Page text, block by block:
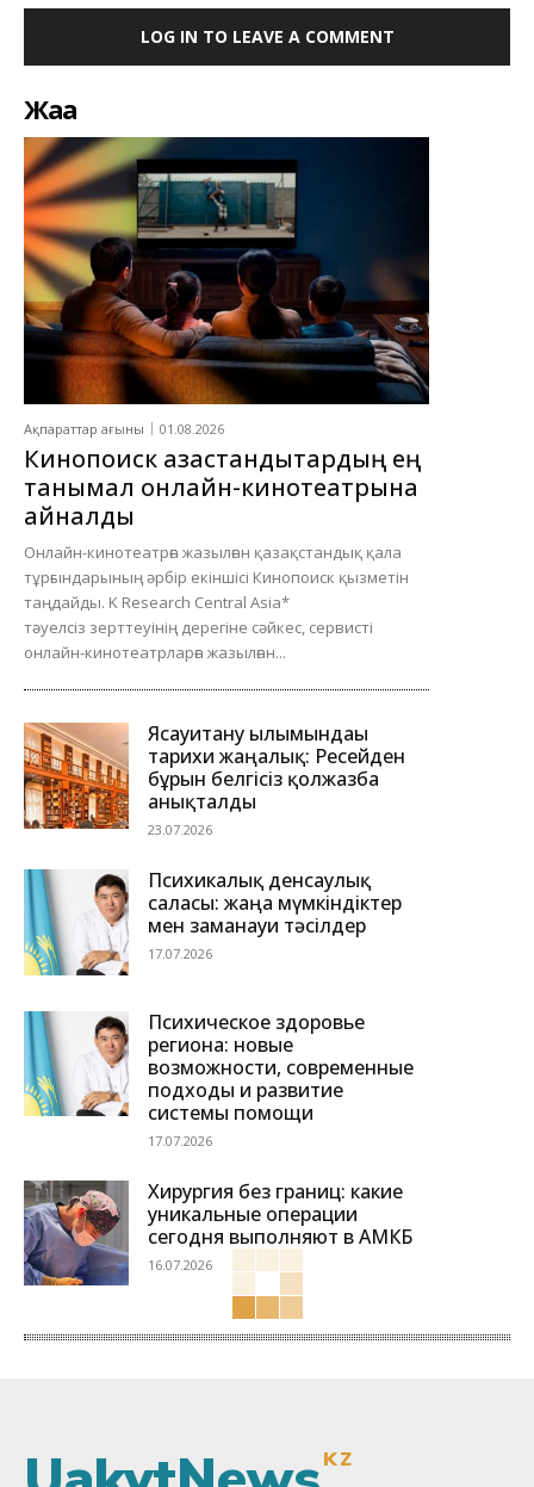
LOG IN TO LEAVE A COMMENT
Жаңа
Ақпараттар ағыны 01.08.2026
Кинопоиск қазақстандықтардың ең
танымал онлайн-кинотеатрына
айналды
Онлайн-кинотеатрға жазылған қазақстандық қала
тұрғындарының әрбір екіншісі Кинопоиск қызметін
таңдайды. K Research Central Asia*
тәуелсіз зерттеуінің дерегіне сәйкес, сервисті
онлайн-кинотеатрларға жазылған...
Ясауитану ғылымындағы
тарихи жаңалық: Ресейден
бұрын белгісіз қолжазба
анықталды
23.07.2026
Психикалық денсаулық
саласы: жаңа мүмкіндіктер
мен заманауи тәсілдер
17.07.2026
Психическое здоровье
региона: новые
возможности, современные
подходы и развитие
системы помощи
17.07.2026
Хирургия без границ: какие
уникальные операции
сегодня выполняют в АМКБ
16.07.2026
KZ